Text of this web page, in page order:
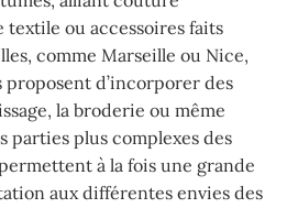
ou accessoires faits
comme Marseille ou Nice,
d’incorporer des
la broderie ou même
parties plus complexes des
à la fois une grande
aux différentes envies des